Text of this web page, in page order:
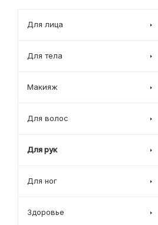
Для лица
Для тела
Макияж
Для волос
Для рук
Для ног
Здоровье